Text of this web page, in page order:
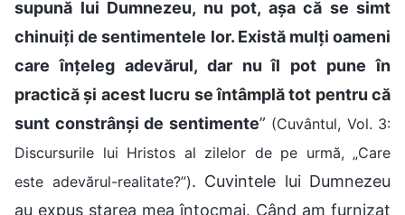
supună lui Dumnezeu, nu pot, așa că se simt
chinuiți de sentimentele lor. Există mulți oameni
care înțeleg adevărul, dar nu îl pot pune în
practică și acest lucru se întâmplă tot pentru că
sunt constrânși de sentimente” (Cuvântul, Vol. 3:
Discursurile lui Hristos al zilelor de pe urmă, „Care
este adevărul-realitate?”). Cuvintele lui Dumnezeu
au expus starea mea întocmai. Când am furnizat